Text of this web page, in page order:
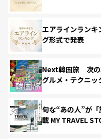
エアラインラン
グ形式で発表
Next韓国旅 次の
グルメ・テクニッ
旬な“あの人”が
載 MY TRAVEL